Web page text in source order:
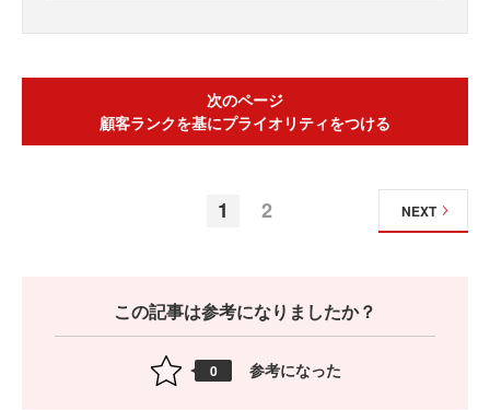
次のページ
顧客ランクを基にプライオリティをつける
1 2 NEXT
この記事は参考になりましたか？
0 参考になった